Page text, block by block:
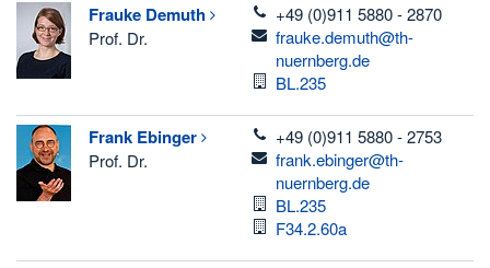
Frauke Demuth
Prof. Dr.
telefon
+49 (0)911 5880 - 2870
email
frauke.demuth@th-
nuernberg.de
Raum
BL.235
Frank Ebinger
Prof. Dr.
telefon
+49 (0)911 5880 - 2753
email
frank.ebinger@th-
nuernberg.de
Raum
BL.235
Raum
F34.2.60a